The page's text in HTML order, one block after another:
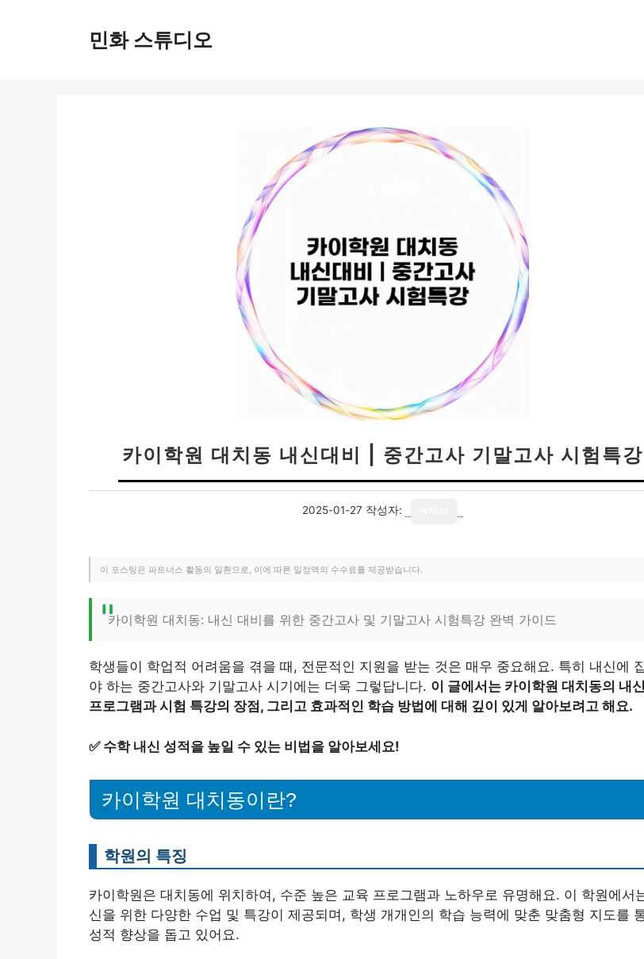
민화 스튜디오
카이학원 대치동 내신대비 | 중간고사 기말고사 시험특강
2025-01-27 작성자:
이 포스팅은 파트너스 활동의 일환으로, 이에 따른 일정액의 수수료를 제공받습니다.
카이학원 대치동: 내신 대비를 위한 중간고사 및 기말고사 시험특강 완벽 가이드
학생들이 학업적 어려움을 겪을 때, 전문적인 지원을 받는 것은 매우 중요해요. 특히 내신에
야 하는 중간고사와 기말고사 시기에는 더욱 그렇답니다. 이 글에서는 카이학원 대치동의 내신
프로그램과 시험 특강의 장점, 그리고 효과적인 학습 방법에 대해 깊이 있게 알아보려고 해요.
✅ 수학 내신 성적을 높일 수 있는 비법을 알아보세요!
카이학원 대치동이란?
학원의 특징
카이학원은 대치동에 위치하여, 수준 높은 교육 프로그램과 노하우로 유명해요. 이 학원에서
신을 위한 다양한 수업 및 특강이 제공되며, 학생 개개인의 학습 능력에 맞춘 맞춤형 지도를
성적 향상을 돕고 있어요.